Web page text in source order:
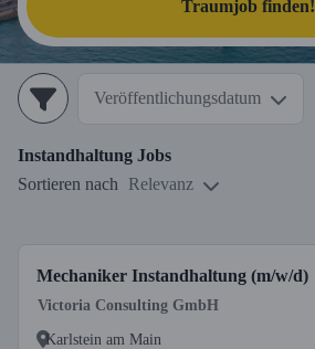
Traumjob finden!
Veröffentlichungsdatum
Instandhaltung Jobs
Sortieren nach Relevanz
Mechaniker Instandhaltung (m/w/d)
Victoria Consulting GmbH
Karlstein am Main